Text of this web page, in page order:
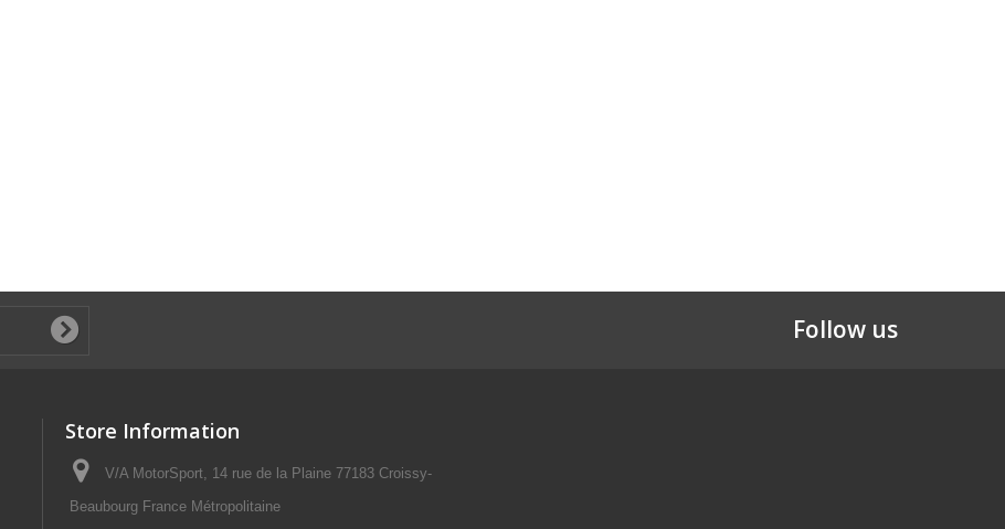
Follow us
Store Information
V/A MotorSport, 14 rue de la Plaine 77183 Croissy-
Beaubourg France Métropolitaine